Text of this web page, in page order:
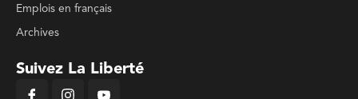
Emplois en français
Archives
Suivez La Liberté